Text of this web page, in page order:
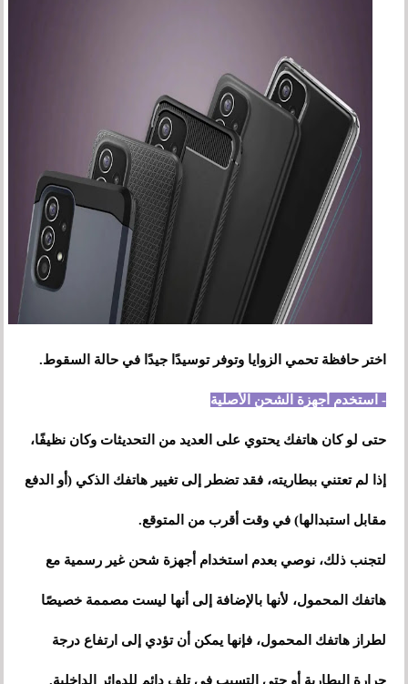
اختر حافظة تحمي الزوايا وتوفر توسيدًا جيدًا في حالة السقوط.
- استخدم أجهزة الشحن الأصلية
حتى لو كان هاتفك يحتوي على العديد من التحديثات وكان نظيفًا،
إذا لم تعتني ببطاريته، فقد تضطر إلى تغيير هاتفك الذكي (أو الدفع
مقابل استبدالها) في وقت أقرب من المتوقع.
لتجنب ذلك، نوصي بعدم استخدام أجهزة شحن غير رسمية مع
هاتفك المحمول، لأنها بالإضافة إلى أنها ليست مصممة خصيصًا
لطراز هاتفك المحمول، فإنها يمكن أن تؤدي إلى ارتفاع درجة
حرارة البطارية أو حتى التسبب في تلف دائم للدوائر الداخلية.